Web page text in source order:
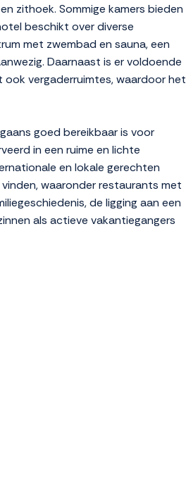
zithoek. Sommige kamers bieden
beschikt over diverse
met zwembad en sauna, een
Daarnaast is er voldoende
vergaderruimtes, waardoor het
goed bereikbaar is voor
in een ruime en lichte
en lokale gerechten
waaronder restaurants met
de ligging aan een
als actieve vakantiegangers